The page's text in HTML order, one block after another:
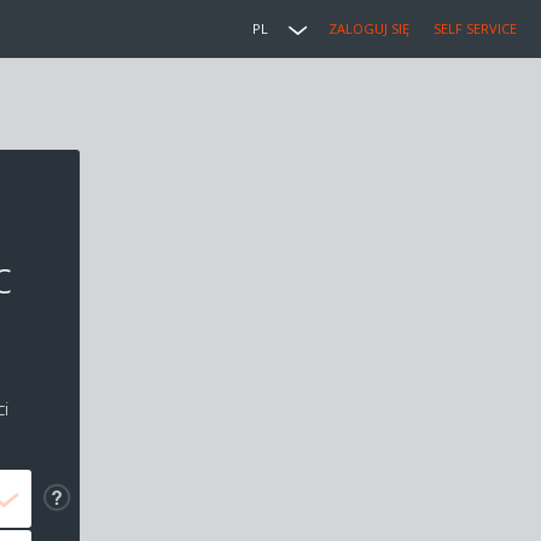
PL ZALOGUJ SIĘ SELF SERVICE